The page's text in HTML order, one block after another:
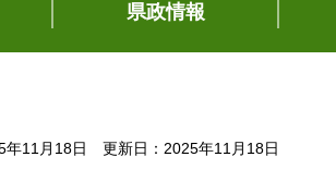
県政情報
年11月18日 更新日：2025年11月18日